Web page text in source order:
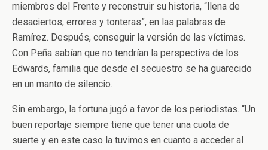
miembros del Frente y reconstruir su historia, “llena de
desaciertos, errores y tonteras”, en las palabras de
Ramírez. Después, conseguir la versión de las víctimas.
Con Peña sabían que no tendrían la perspectiva de los
Edwards, familia que desde el secuestro se ha guarecido
en un manto de silencio.
Sin embargo, la fortuna jugó a favor de los periodistas. “Un
buen reportaje siempre tiene que tener una cuota de
suerte y en este caso la tuvimos en cuanto a acceder al